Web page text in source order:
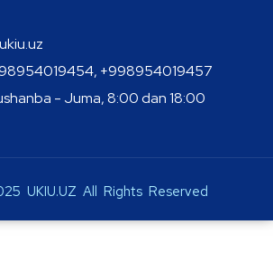
+998954019457
- Juma, 8:00 dan 18:00
UKIU.UZ All Rights Reserved